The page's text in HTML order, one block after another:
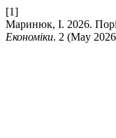
[1]
Маринюк, І. 2026.
Економіки. 2 (May